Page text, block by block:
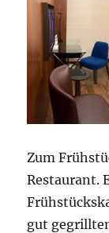
Zum
Restaurant.
gut